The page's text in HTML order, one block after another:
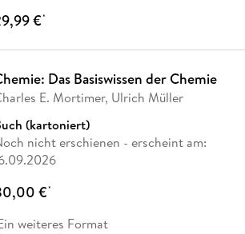
€*
Das Basiswissen der Chemie
E. Mortimer, Ulrich Müller
(kartoniert)
nicht erschienen - erscheint am:
€*
weiteres Format